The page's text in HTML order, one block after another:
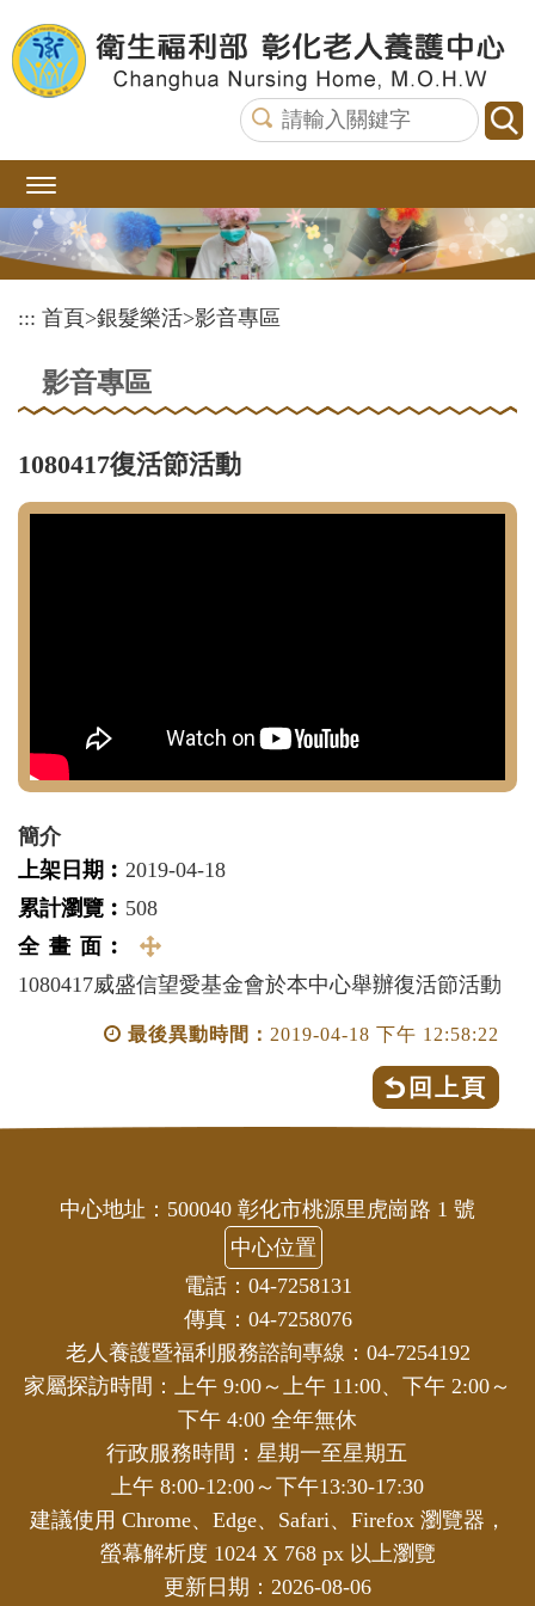
到
主
::: 首頁>銀髮樂活>影音專區
影音專區
1080417復活節活動
簡介
上架日期︰ 2019-04-18
累計瀏覽︰ 508
全 畫 面︰
全
畫
面
1080417威盛信望愛基金會於本中心舉辦復活節活動
最後異動時間： 2019-04-18 下午 12:58:22
回上頁
中心地址：500040 彰化市桃源里虎崗路 1 號
中心位置
電話：04-7258131
傳真：04-7258076
老人養護暨福利服務諮詢專線：04-7254192
家屬探訪時間：上午 9:00～上午 11:00、下午 2:00～
下午 4:00 全年無休
行政服務時間：星期一至星期五
上午 8:00-12:00～下午13:30-17:30
建議使用 Chrome、Edge、Safari、Firefox 瀏覽器，
螢幕解析度 1024 X 768 px 以上瀏覽
更新日期：2026-08-06